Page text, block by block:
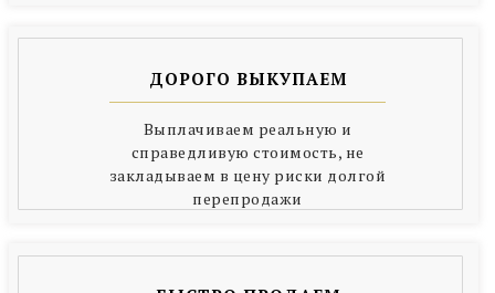
Выплачиваем реальную и
справедливую стоимость, не
закладываем в цену риски долгой
перепродажи
ДОРОГО ВЫКУПАЕМ